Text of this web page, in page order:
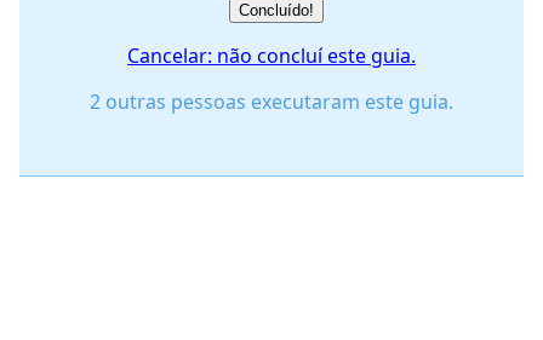
Concluído!
Cancelar: não concluí este guia.
2 outras pessoas executaram este guia.